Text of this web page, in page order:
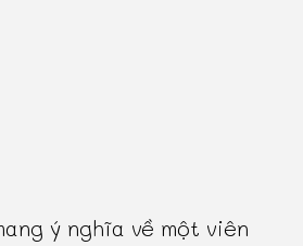
ý nghĩa về một viên